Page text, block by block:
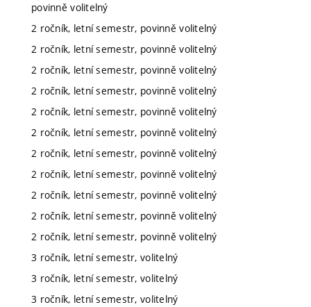
povinně volitelný
2 ročník, letní semestr, povinně volitelný
2 ročník, letní semestr, povinně volitelný
2 ročník, letní semestr, povinně volitelný
2 ročník, letní semestr, povinně volitelný
2 ročník, letní semestr, povinně volitelný
2 ročník, letní semestr, povinně volitelný
2 ročník, letní semestr, povinně volitelný
2 ročník, letní semestr, povinně volitelný
2 ročník, letní semestr, povinně volitelný
2 ročník, letní semestr, povinně volitelný
2 ročník, letní semestr, povinně volitelný
3 ročník, letní semestr, volitelný
3 ročník, letní semestr, volitelný
3 ročník, letní semestr, volitelný